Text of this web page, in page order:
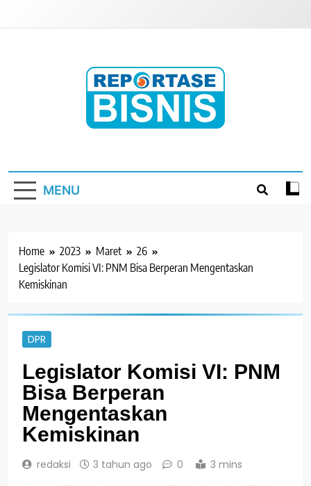
MENU
Home 2023 Maret
26
Legislator Komisi VI: PNM Bisa Berperan Mengentaskan
Kemiskinan
DPR
Legislator Komisi VI: PNM
Bisa Berperan
Mengentaskan
Kemiskinan
redaksi 3 tahun ago 0 3 mins